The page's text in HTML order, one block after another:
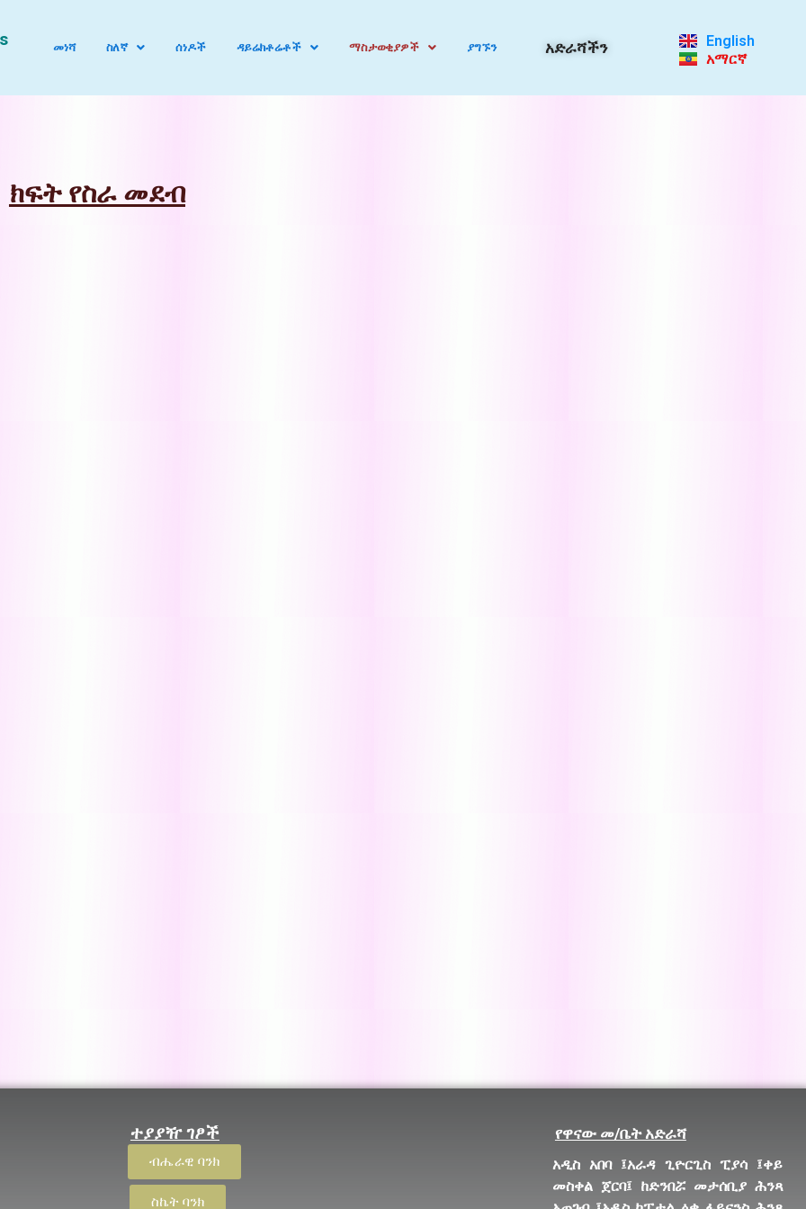
መነሻ ስለኛ ሰነዶች ዳይሬክቶሬቶች ማስታወቂያዎች ያግኙን አድራሻችን
English
አማርኛ
ክፍት የስራ መደብ
የዋናው መ/ቤት አድራሻ
አዲስ አበባ ፤አራዳ ጊዮርጊስ ፒያሳ ፤ቀይ
መስቀል ጀርባ፤ ከድንበሯ መታሰቢያ ሕንጻ
ተያያዥ ገፆች
ብሔራዊ ባንክ
ስኬት ባንክ